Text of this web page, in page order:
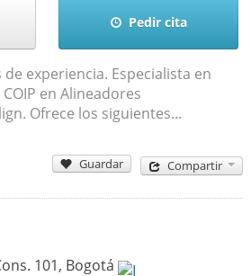
Pedir cita
experiencia. Especialista en
en Alineadores
Ofrece los siguientes...
Guardar Compartir
101, Bogotá